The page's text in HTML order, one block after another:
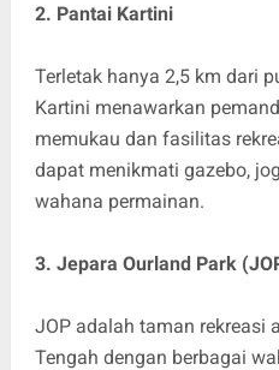
2. Pantai Kartini
Terletak hanya 2,5 km dari
Kartini menawarkan
memukau dan fasilitas
dapat menikmati gazebo,
wahana permainan.
3. Jepara Ourland Park
JOP adalah taman rekreasi
Tengah dengan berbagai